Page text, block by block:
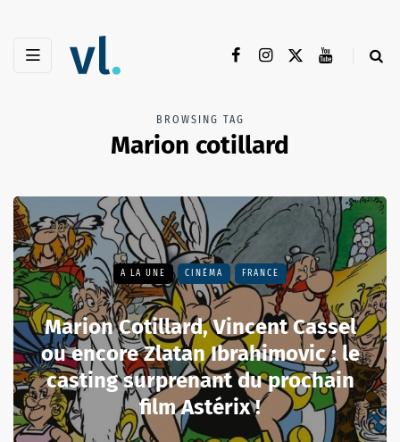
BROWSING TAG
Marion cotillard
A LA UNE CINÉMA FRANCE
Marion Cotillard, Vincent Cassel
ou encore Zlatan Ibrahimovic : le
casting surprenant du prochain
film Astérix !